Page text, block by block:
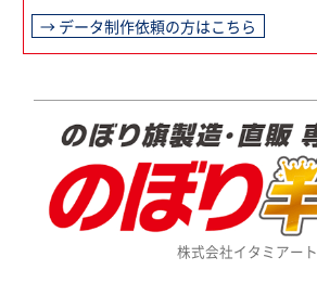
→ データ制作依頼の方はこちら
株式会社イタミアート